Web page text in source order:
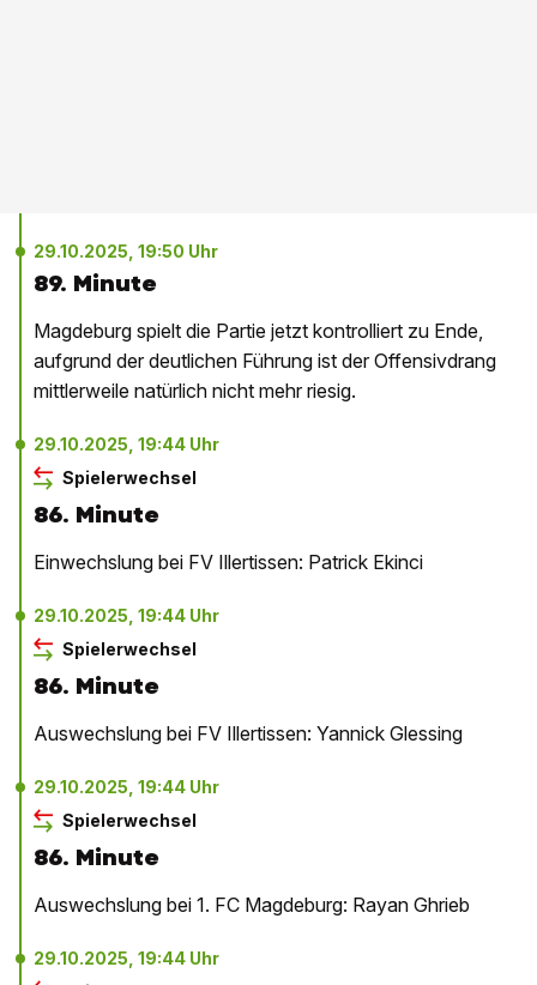
29.10.2025, 19:50 Uhr
89. Minute
Magdeburg spielt die Partie jetzt kontrolliert zu Ende,
aufgrund der deutlichen Führung ist der Offensivdrang
mittlerweile natürlich nicht mehr riesig.
29.10.2025, 19:44 Uhr
Spielerwechsel
86. Minute
Einwechslung bei FV Illertissen: Patrick Ekinci
29.10.2025, 19:44 Uhr
Spielerwechsel
86. Minute
Auswechslung bei FV Illertissen: Yannick Glessing
29.10.2025, 19:44 Uhr
Spielerwechsel
86. Minute
Auswechslung bei 1. FC Magdeburg: Rayan Ghrieb
29.10.2025, 19:44 Uhr